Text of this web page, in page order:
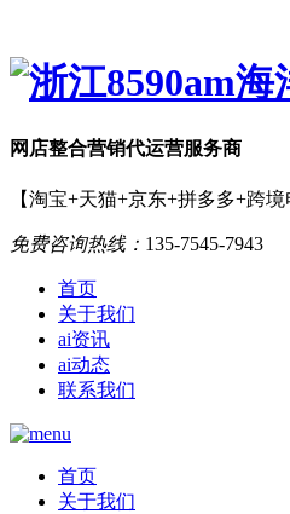
网店整合营销代运营服务商
【淘宝+天猫+京东+拼多多+跨境
免费咨询热线： 135-7545-7943
首页
关于我们
ai资讯
ai动态
联系我们
首页
关于我们